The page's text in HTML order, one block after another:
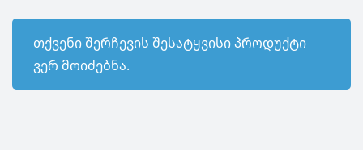
თქვენი შერჩევის შესატყვისი პროდუქტი
ვერ მოიძებნა.